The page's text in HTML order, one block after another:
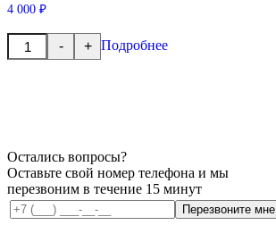
4 000 ₽
-
Количество
товара
+ Подробнее
Остались вопросы?
Оставьте свой номер телефона и мы
перезвоним в течение 15 минут
Перезвоните мне